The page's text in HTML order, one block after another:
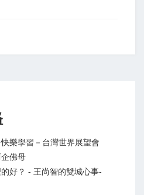
樂學習－台灣世界展望會
佛母
好？ - 王尚智的雙城心事-